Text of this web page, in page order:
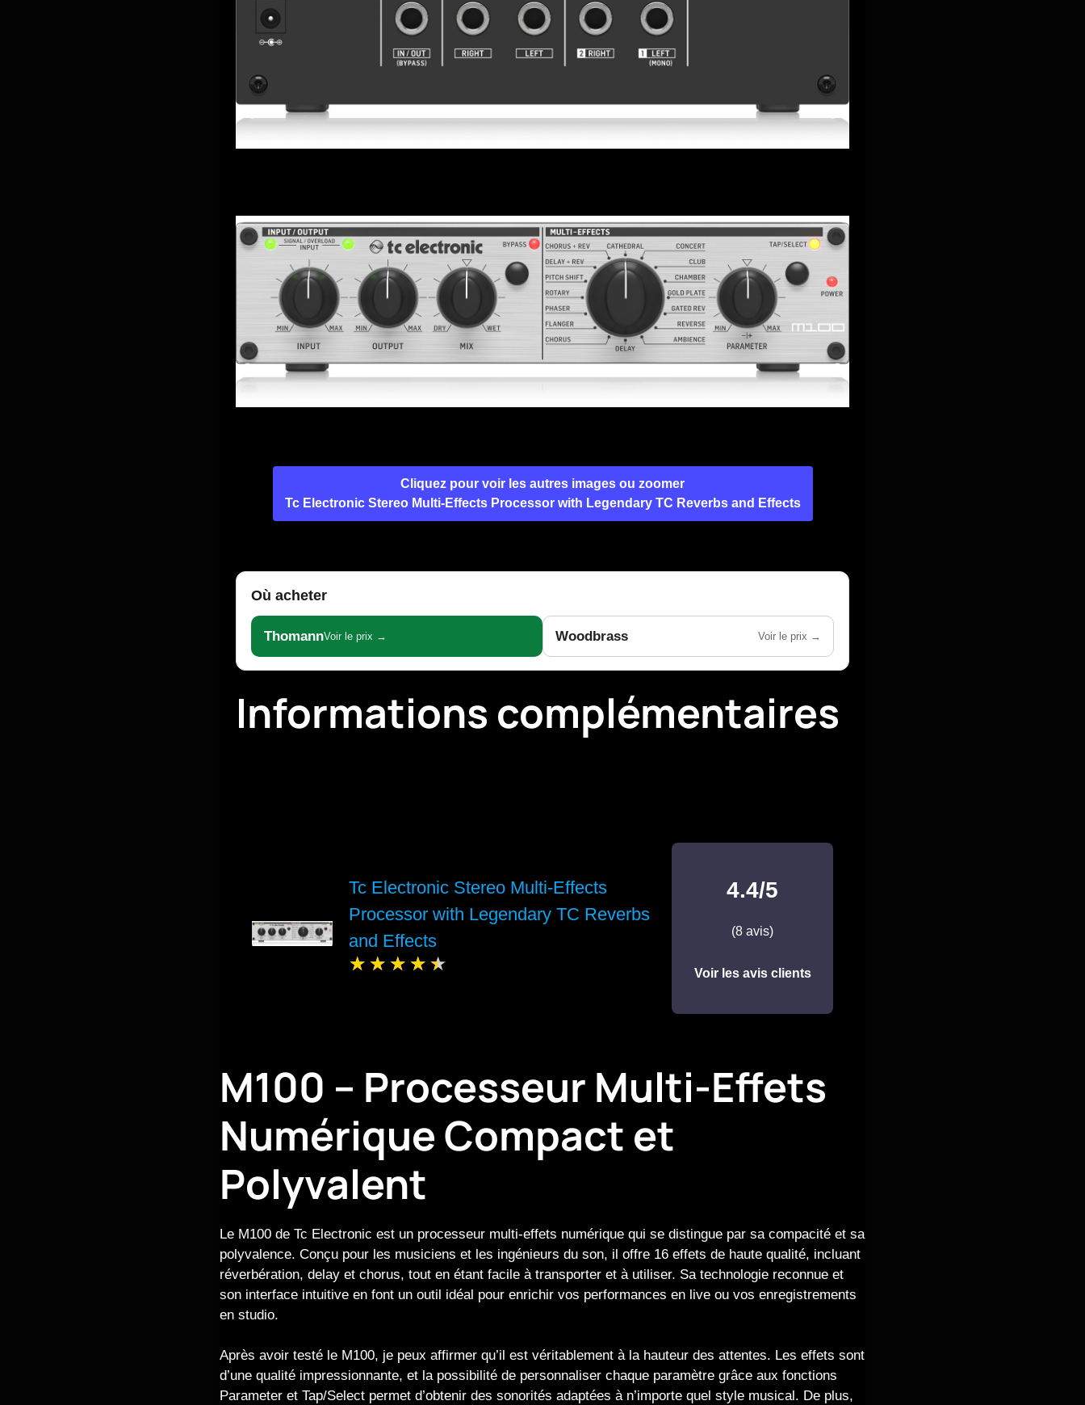
Cliquez pour voir les autres images ou zoomer
Tc Electronic Stereo Multi-Effects Processor with Legendary TC Reverbs and Effects
Où acheter
ThomannVoir le prix → Woodbrass Voir le prix →
Informations complémentaires
Tc Electronic Stereo Multi-Effects
Processor with Legendary TC Reverbs
and Effects
4.4/5
(8 avis)
Voir les avis clients
M100 – Processeur Multi-Effets
Numérique Compact et
Polyvalent
Le M100 de Tc Electronic est un processeur multi-effets numérique qui se distingue par sa compacité et sa
polyvalence. Conçu pour les musiciens et les ingénieurs du son, il offre 16 effets de haute qualité, incluant
réverbération, delay et chorus, tout en étant facile à transporter et à utiliser. Sa technologie reconnue et
son interface intuitive en font un outil idéal pour enrichir vos performances en live ou vos enregistrements
en studio.
Après avoir testé le M100, je peux affirmer qu’il est véritablement à la hauteur des attentes. Les effets sont
d’une qualité impressionnante, et la possibilité de personnaliser chaque paramètre grâce aux fonctions
Parameter et Tap/Select permet d’obtenir des sonorités adaptées à n’importe quel style musical. De plus,